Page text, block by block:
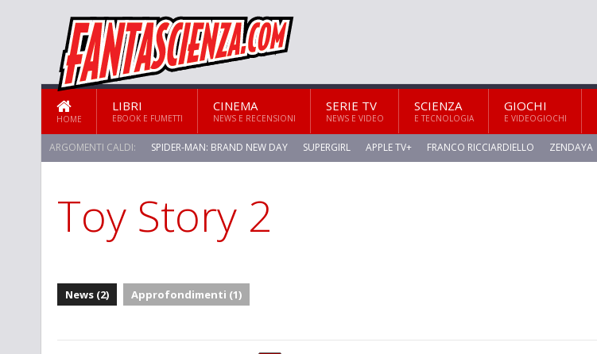
HOME
LIBRI
EBOOK E FUMETTI
CINEMA
NEWS E RECENSIONI
SERIE TV
NEWS E VIDEO
SCIENZA
E TECNOLOGIA
GIOCHI
E VIDEOGIOCHI
ARGOMENTI CALDI: SPIDER-MAN: BRAND NEW DAY SUPERGIRL APPLE TV+ FRANCO RICCIARDIELLO ZENDAYA
STAR TREK: STRANGE NEW WORLDS
Toy Story 2
News (2) Approfondimenti (1)